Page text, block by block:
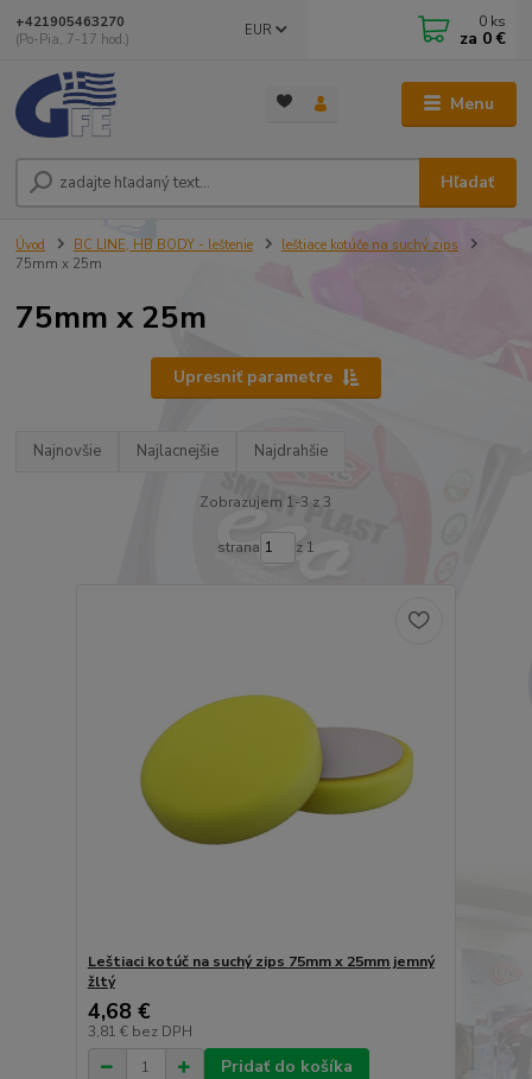
Menu
EUR
Hľadať
+421905463270
(Po-Pia, 7-17 hod.)
0 ks
za 0 €
Úvod BC LINE, HB BODY - leštenie
leštiace kotúče na suchý zips
75mm x 25m
75mm x 25m
Upresniť parametre
Najnovšie Najlacnejšie Najdrahšie
Zobrazujem 1-3 z 3
strana z 1
Leštiaci kotúč na suchý zips 75mm x 25mm jemný
žltý
4,68 €
3,81 € bez DPH
Pridať do košíka